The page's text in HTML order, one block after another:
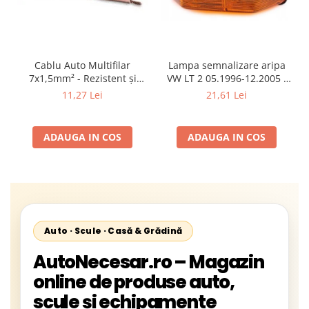
Cablu Auto Multifilar
7x1,5mm² - Rezistent și
Flexibil pentru Remorci 12V-
11,27 Lei
ADAUGA IN COS
Lampa semnalizare aripa
VW LT 2 05.1996-12.2005 ;
Mercedes Sprinter 1995-
Neoplan Euroliner,
Starliner,Centroliner,
21,61 Lei
ADAUGA IN COS
Auto · Scule · Casă & Grădină
AutoNecesar.ro – Magazin
online de produse auto,
scule și echipamente